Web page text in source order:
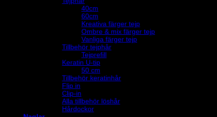
40cm
60cm
Kreativa färger tejp
Ombre & mix färger tejp
Vanliga färger tejp
Tillbehör tejphår
Tejprefill
Keratin U-tip
50 cm
Tillbehör keratinhår
Flip in
Clip-in
Alla tillbehör löshår
Hårdockor